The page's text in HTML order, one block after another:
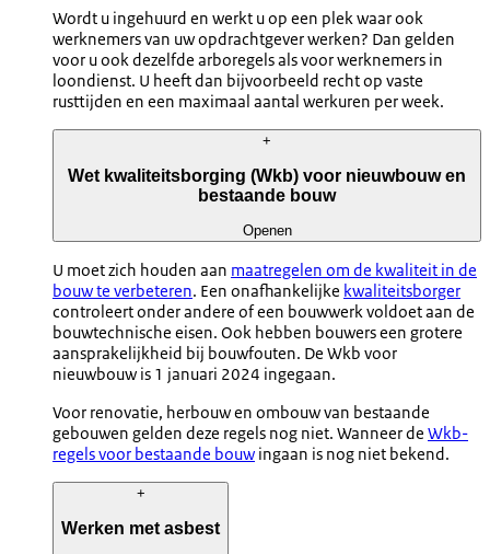
Wordt u ingehuurd en werkt u op een plek waar ook
werknemers van uw opdrachtgever werken? Dan gelden
voor u ook dezelfde arboregels als voor werknemers in
loondienst. U heeft dan bijvoorbeeld recht op vaste
rusttijden en een maximaal aantal werkuren per week.
+
Wet kwaliteitsborging (Wkb) voor nieuwbouw en
bestaande bouw
Openen
U moet zich houden aan maatregelen om de kwaliteit in de
bouw te verbeteren. Een onafhankelijke kwaliteitsborger
controleert onder andere of een bouwwerk voldoet aan de
bouwtechnische eisen. Ook hebben bouwers een grotere
aansprakelijkheid bij bouwfouten. De Wkb voor
nieuwbouw is 1 januari 2024 ingegaan.
Voor renovatie, herbouw en ombouw van bestaande
gebouwen gelden deze regels nog niet. Wanneer de Wkb-
regels voor bestaande bouw ingaan is nog niet bekend.
+
Werken met asbest